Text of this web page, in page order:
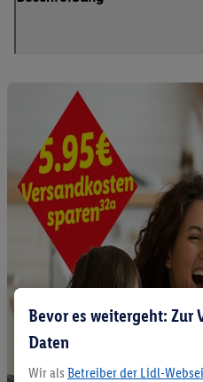
Bevor es weitergeht: Zur
Daten
Wir als Betreiber der Lidl-